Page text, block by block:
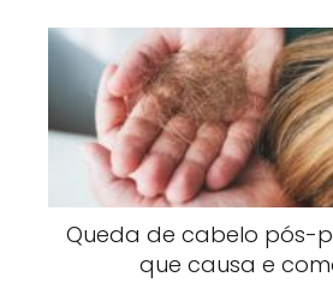
Queda de cabelo pós-
que causa e